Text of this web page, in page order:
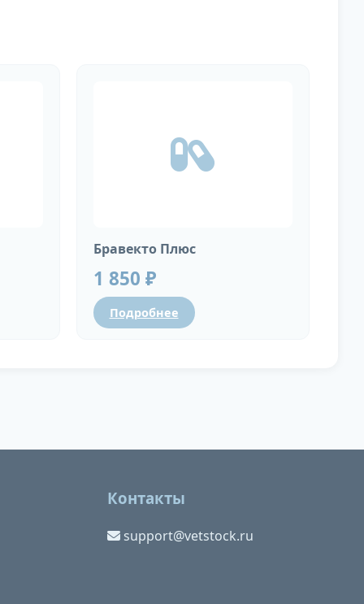
Бравекто Плюс
1 850 ₽
Подробнее
Контакты
support@vetstock.ru